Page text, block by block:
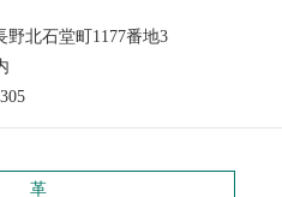
野北石堂町1177番地3
革